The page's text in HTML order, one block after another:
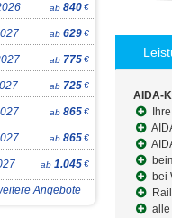
ab 840€
ab 629€
ab 775€
ab 725€
ab 865€
ab 865€
ab 1.045€
Angebote
AIDA-
bei
alle